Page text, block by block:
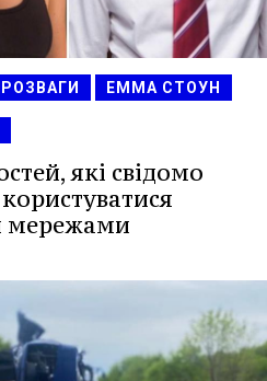
ЕММА СТОУН
які свідомо
мережами